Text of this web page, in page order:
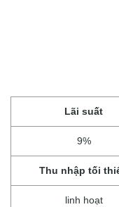
Lãi suất
9%
Thu nhập tối
linh hoạt